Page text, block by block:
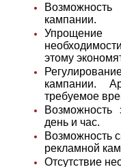
кампании.
этому
кампании.
требуемое
Возможность
день и час.
Возможность
рекламной
Отсутствие